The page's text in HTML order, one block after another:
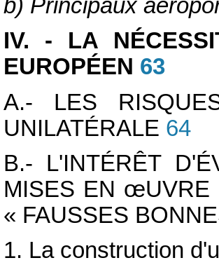
b) Principaux
IV. - LA
EUROPÉEN 63
A.- LES
UNILATÉRALE 64
B.- L'INTÉRÊT
MISES EN œUVRE
« FAUSSES
1. La construction